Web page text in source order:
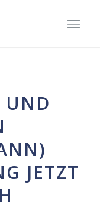
UND
JETZT